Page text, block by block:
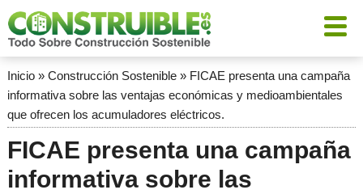
Inicio» Construcción Sostenible» FICAE presenta una campaña
informativa sobre las ventajas económicas y medioambientales
que ofrecen los acumuladores eléctricos.
FICAE presenta una campaña
informativa sobre las